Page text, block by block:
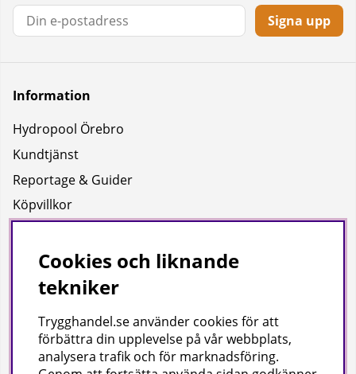
Signa upp
Information
Hydropool Örebro
Kundtjänst
Reportage & Guider
Köpvillkor
Uppgifter för leverans
Om oss
Företagsinformation / hitta till oss
Cookies och liknande
tekniker
Trygghandel.se använder cookies för att
förbättra din upplevelse på vår webbplats,
analysera trafik och för marknadsföring.